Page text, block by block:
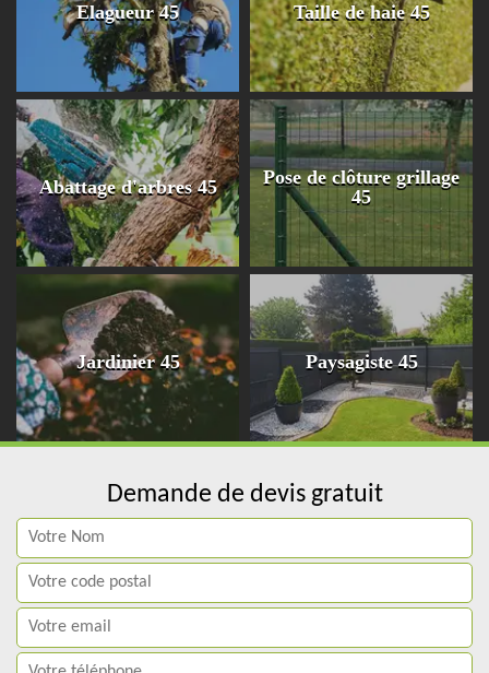
Elagueur 45 Taille de haie 45
Abattage d'arbres 45
Pose de clôture grillage
45
Jardinier 45 Paysagiste 45
Demande de devis gratuit